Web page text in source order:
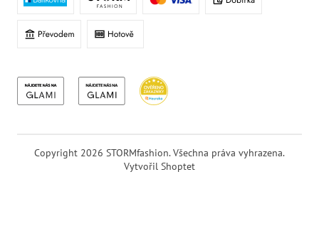
Vytvořil Shoptet
Copyright 2026 STORMfashion. Všechna práva vyhrazena.